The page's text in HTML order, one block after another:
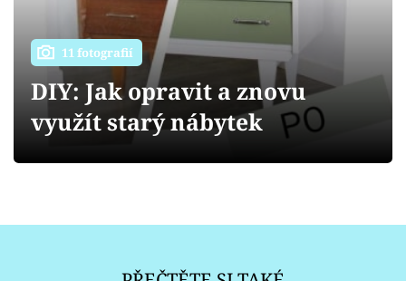
Přihlášení
Sledujte nás
11 fotografií
DIY: Jak opravit a znovu
využít starý nábytek